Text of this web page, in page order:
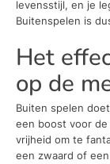
levensstijl, en je
Buitenspelen is
Het
op de
Buiten spelen
een boost voor
vrijheid om te
een zwaard of